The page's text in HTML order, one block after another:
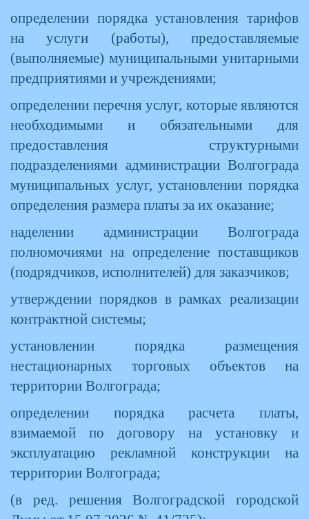
определении порядка установления тарифов
на услуги (работы), предоставляемые
(выполняемые) муниципальными унитарными
предприятиями и учреждениями;
определении перечня услуг, которые являются
необходимыми и обязательными для
предоставления структурными
подразделениями администрации Волгограда
муниципальных услуг, установлении порядка
определения размера платы за их оказание;
наделении администрации Волгограда
полномочиями на определение поставщиков
(подрядчиков, исполнителей) для заказчиков;
утверждении порядков в рамках реализации
контрактной системы;
установлении порядка размещения
нестационарных торговых объектов на
территории Волгограда;
определении порядка расчета платы,
взимаемой по договору на установку и
эксплуатацию рекламной конструкции на
территории Волгограда;
(в ред. решения Волгоградской городской